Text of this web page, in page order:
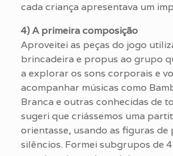
cada criança apresentava um
4) A primeira composição
Aproveitei as peças do jogo
brincadeira e propus ao grupo
a explorar os sons corporais e
acompanhar músicas como
Branca e outras conhecidas de
sugeri que criássemos uma
orientasse, usando as figuras de
silêncios. Formei subgrupos de